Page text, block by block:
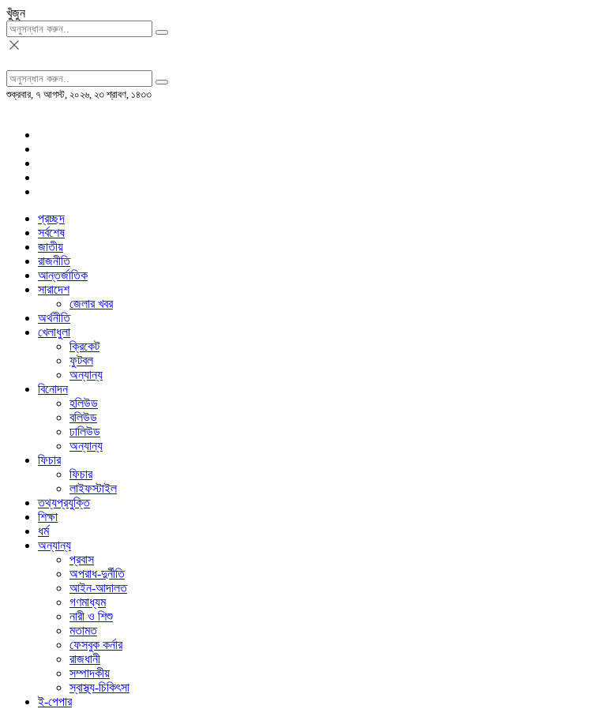
খুঁজুন
শুক্রবার, ৭ আগস্ট, ২০২৬, ২৩ শ্রাবণ, ১৪৩৩
প্রচ্ছদ
সর্বশেষ
জাতীয়
রাজনীতি
আন্তর্জাতিক
সারাদেশ
জেলার খবর
অর্থনীতি
খেলাধুলা
ক্রিকেট
ফুটবল
অন্যান্য
বিনোদন
হলিউড
বলিউড
ঢালিউড
অন্যান্য
ফিচার
ফিচার
লাইফস্টাইল
তথ্যপ্রযুক্তি
শিক্ষা
ধর্ম
অন্যান্য
প্রবাস
অপরাধ-দুর্নীতি
আইন-আদালত
গণমাধ্যম
নারী ও শিশু
মতামত
ফেসবুক কর্নার
রাজধানী
সম্পাদকীয়
স্বাস্থ্য-চিকিৎসা
ই-পেপার